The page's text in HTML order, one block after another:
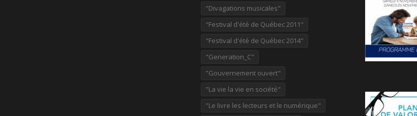
"Divagations musicales"
"Festival d'été de Québec 2011"
"Festival d'été de Québec 2014"
"Generation_C"
"Gouvernement ouvert"
"La vie la vie en société"
"Le livre les lecteurs et le numérique"